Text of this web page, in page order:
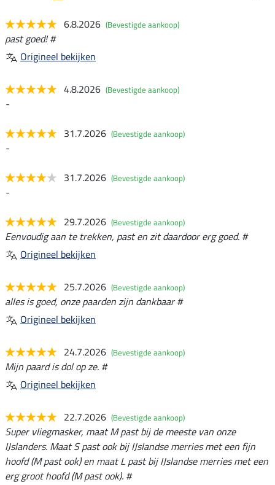
6.8.2026 (Bevestigde aankoop)
past goed! #
Origineel bekijken
4.8.2026 (Bevestigde aankoop)
-
31.7.2026 (Bevestigde aankoop)
-
31.7.2026 (Bevestigde aankoop)
-
29.7.2026 (Bevestigde aankoop)
Eenvoudig aan te trekken, past en zit daardoor erg goed. #
Origineel bekijken
25.7.2026 (Bevestigde aankoop)
alles is goed, onze paarden zijn dankbaar #
Origineel bekijken
24.7.2026 (Bevestigde aankoop)
Mijn paard is dol op ze. #
Origineel bekijken
22.7.2026 (Bevestigde aankoop)
Super vliegmasker, maat M past bij de meeste van onze
IJslanders. Maat S past ook bij IJslandse merries met een fijn
hoofd (M past ook) en maat L past bij IJslandse merries met een
erg groot hoofd (M past ook). #